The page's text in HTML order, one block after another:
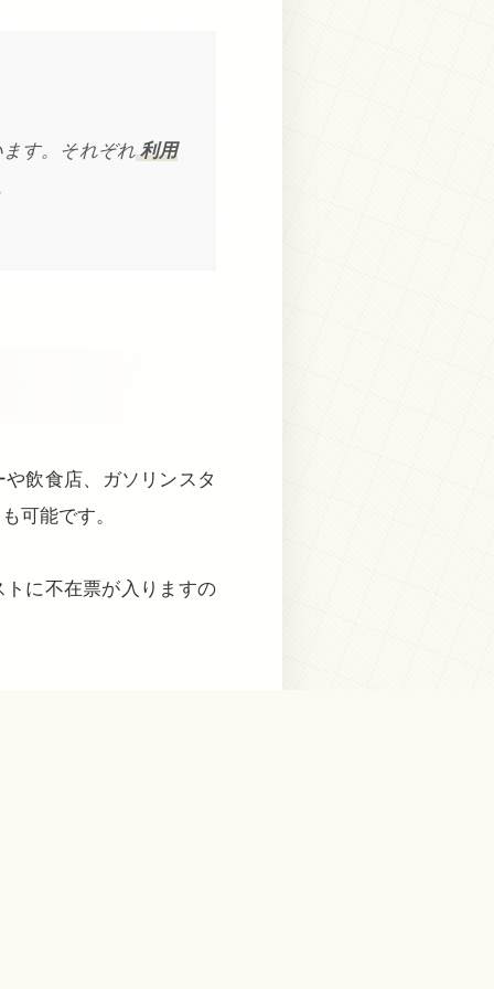
す。それぞれ 利用
飲食店、ガソリンスタ
可能です。
に不在票が入りますの